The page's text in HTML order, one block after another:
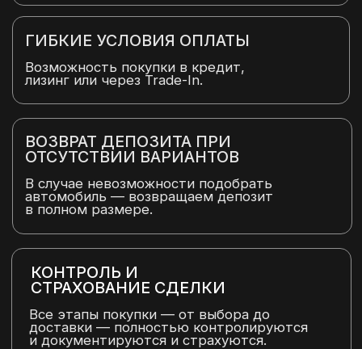
БОЛЕЕ 1500 МАРОК
АВТОМОБИЛЕЙ ИЗ КИТАЯ И
ЮЖНОЙ КОРЕИ - ОТ
КОМПАКТНЫХ ГОРОДСКИХ
АВТО ДО РОСКОШНЫХ
СЕДАНОВ И МОЩНЫХ
ВНЕДОРОЖНИКОВ
Строим свою работу на принципах
прозрачности и удобства для клиента,
предоставляя полную отчетность на
сложные процессы: мы сделаем все,
чтобы покупка авто была для вас
максимально простой, надежной и
комфортной.